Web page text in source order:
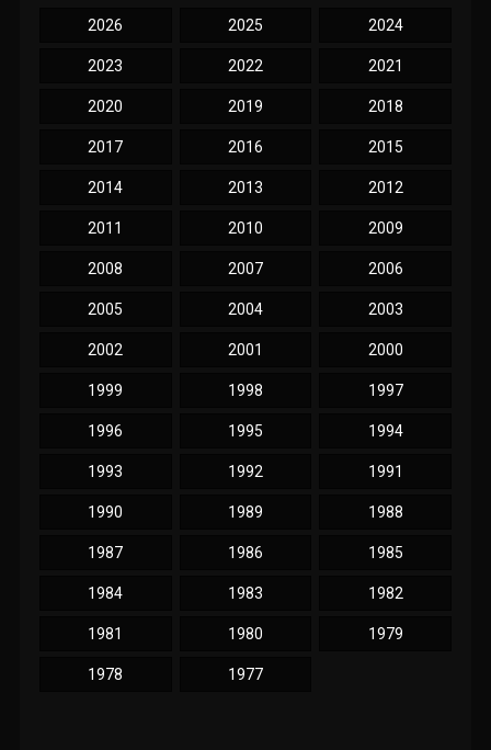
2026 2025 2024
2023 2022 2021
2020 2019 2018
2017 2016 2015
2014 2013 2012
2011 2010 2009
2008 2007 2006
2005 2004 2003
2002 2001 2000
1999 1998 1997
1996 1995 1994
1993 1992 1991
1990 1989 1988
1987 1986 1985
1984 1983 1982
1981 1980 1979
1978 1977